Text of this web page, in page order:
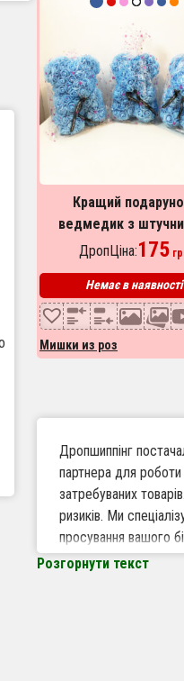
Кращий
ведмедик з
троянд 25 см.
ДропЦіна:175
Немає в наявності
Мишки из роз
Дропшиппінг
партнера для
затребуваних
ризиків. Ми
просування вашого
Розгорнути текст